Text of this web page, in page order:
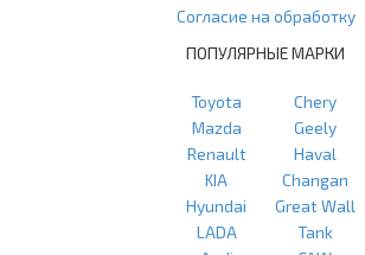
Согласие на обработку
ПОПУЛЯРНЫЕ МАРКИ
Toyota
Mazda
Renault
KIA
Hyundai
LADA
Chery
Geely
Haval
Changan
Great Wall
Tank